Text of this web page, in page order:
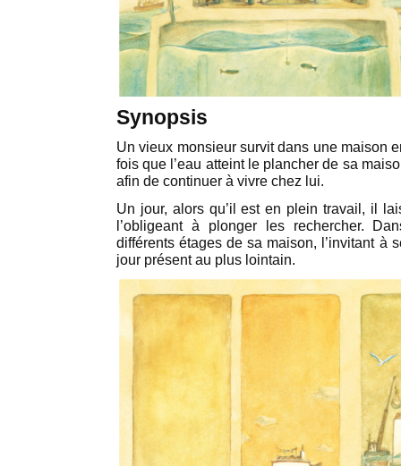
Synopsis
Un vieux monsieur survit dans une maison
fois que l’eau atteint le plancher de sa
afin de continuer à vivre chez lui.
Un jour, alors qu’il est en plein travail, il
l’obligeant à plonger les rechercher.
différents étages de sa maison, l’invitant à
jour présent au plus lointain.